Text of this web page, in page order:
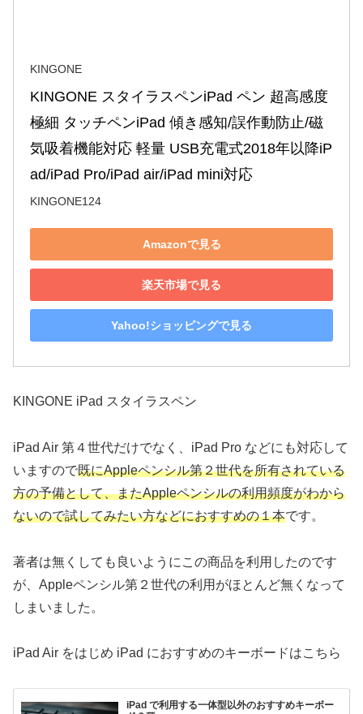
KINGONE
KINGONE スタイラスペンiPad ペン 超高感度
極細 タッチペンiPad 傾き感知/誤作動防止/磁
気吸着機能対応 軽量 USB充電式2018年以降iP
ad/iPad Pro/iPad air/iPad mini対応
KINGONE124
Amazonで見る
楽天市場で見る
Yahoo!ショッピングで見る
KINGONE iPad スタイラスペン
iPad Air 第４世代だけでなく、iPad Pro などにも対応して
いますので既にAppleペンシル第２世代を所有されている
方の予備として、またAppleペンシルの利用頻度がわから
ないので試してみたい方などにおすすめの１本です。
著者は無くしても良いようにこの商品を利用したのです
が、Appleペンシル第２世代の利用がほとんど無くなって
しまいました。
iPad Air をはじめ iPad におすすめのキーボードはこちら
iPad で利用する一体型以外のおすすめキーボー